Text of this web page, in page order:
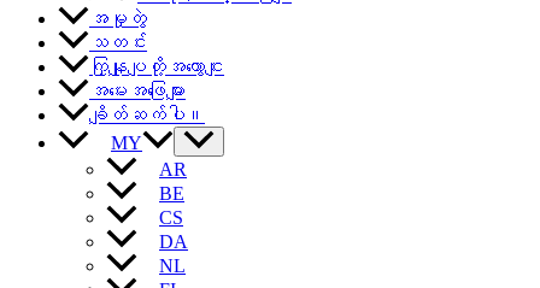
အမှုတွဲ
သတင်း
ကြှနျုပျတို့အကွောငျး
အမေးအဖြေများ
ချိတ်ဆက်ပါ။
MY
AR
BE
CS
DA
NL